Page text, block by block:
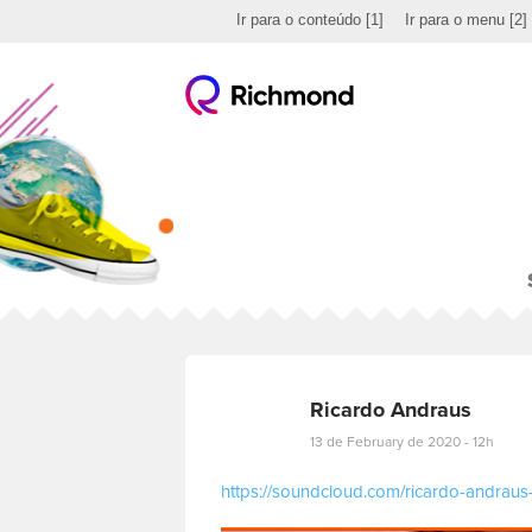
Ir para o conteúdo [1] Ir para o menu [2]
Ricardo Andraus
13 de February de 2020 - 12h
https://soundcloud.com/ricardo-